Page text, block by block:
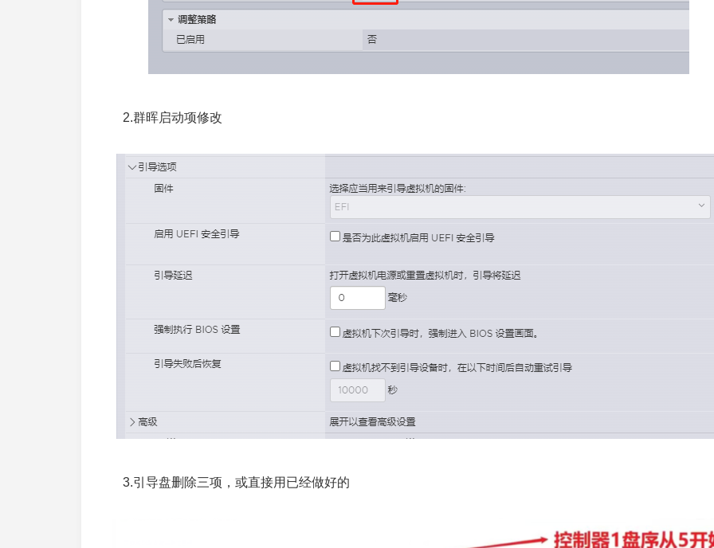
2.群晖启动项修改
3.引导盘删除三项，或直接用已经做好的